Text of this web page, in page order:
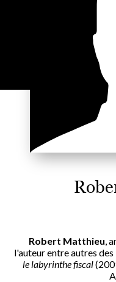
Robert Matthieu ,
l'auteur entre autres des
le labyrinthe fiscal